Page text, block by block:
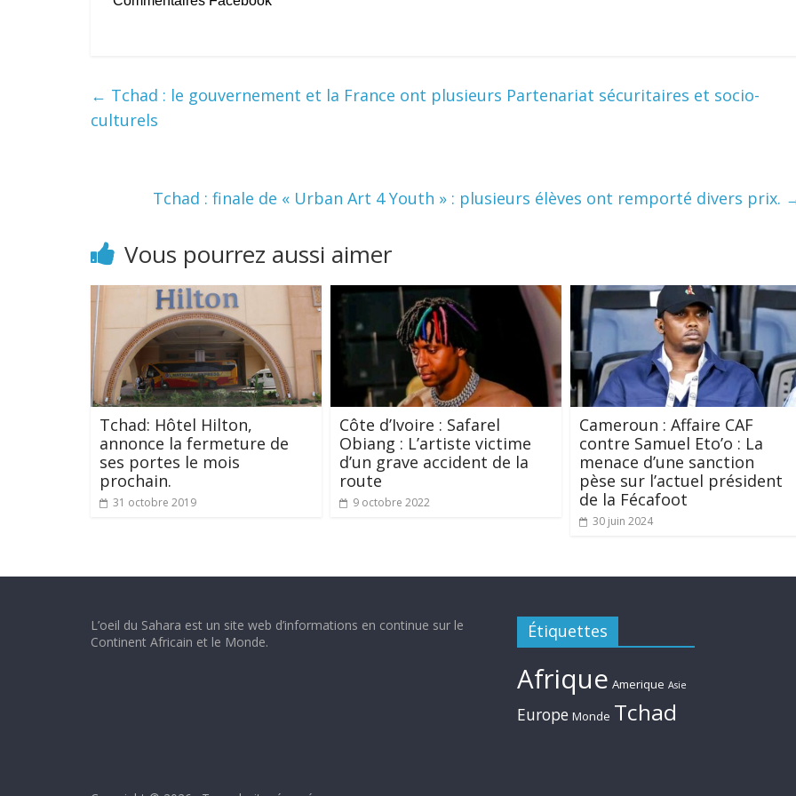
← Tchad : le gouvernement et la France ont plusieurs Partenariat sécuritaires et socio-
culturels
Tchad : finale de « Urban Art 4 Youth » : plusieurs élèves ont remporté divers prix.
Vous pourrez aussi aimer
Tchad: Hôtel Hilton,
annonce la fermeture de
ses portes le mois
prochain.
31 octobre 2019
Côte d’Ivoire : Safarel
Obiang : L’artiste victime
d’un grave accident de la
route
9 octobre 2022
Cameroun : Affaire CAF
contre Samuel Eto’o : La
menace d’une sanction
pèse sur l’actuel président
de la Fécafoot
30 juin 2024
L’oeil du Sahara est un site web d’informations en continue sur le
Continent Africain et le Monde.
Étiquettes
Afrique Amerique Asie
Europe Monde Tchad